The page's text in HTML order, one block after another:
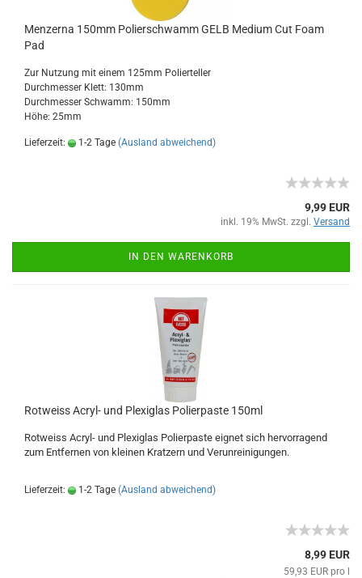
Menzerna 150mm Polierschwamm GELB Medium Cut Foam
Pad
Zur Nutzung mit einem 125mm Polierteller
Durchmesser Klett: 130mm
Durchmesser Schwamm: 150mm
Höhe: 25mm
Lieferzeit: 1-2 Tage (Ausland abweichend)
9,99 EUR
inkl. 19% MwSt. zzgl. Versand
IN DEN WARENKORB
Rotweiss Acryl- und Plexiglas Polierpaste 150ml
Rotweiss Acryl- und Plexiglas Polierpaste eignet sich hervorragend
zum Entfernen von kleinen Kratzern und Verunreinigungen.
Lieferzeit: 1-2 Tage (Ausland abweichend)
8,99 EUR
59,93 EUR pro l